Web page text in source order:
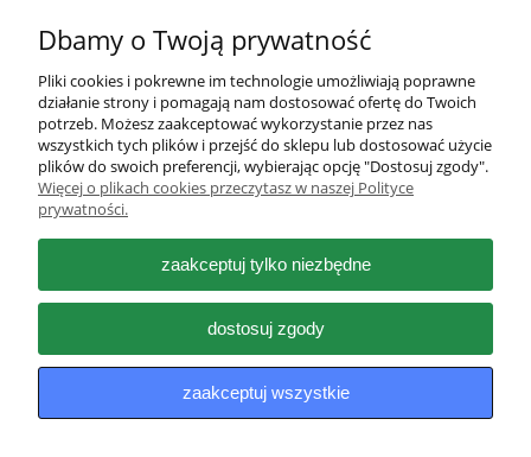
Pomoc
Moje konto
Płatności i dostawa
Informacje
O nas
Dbamy o Twoją prywatność
Pliki cookies i pokrewne im technologie umożliwiają poprawne
działanie strony i pomagają nam dostosować ofertę do Twoich
potrzeb. Możesz zaakceptować wykorzystanie przez nas
wszystkich tych plików i przejść do sklepu lub dostosować użycie
plików do swoich preferencji, wybierając opcję "Dostosuj zgody".
Więcej o plikach cookies przeczytasz w naszej Polityce
prywatności.
zaakceptuj tylko niezbędne
dostosuj zgody
zaakceptuj wszystkie